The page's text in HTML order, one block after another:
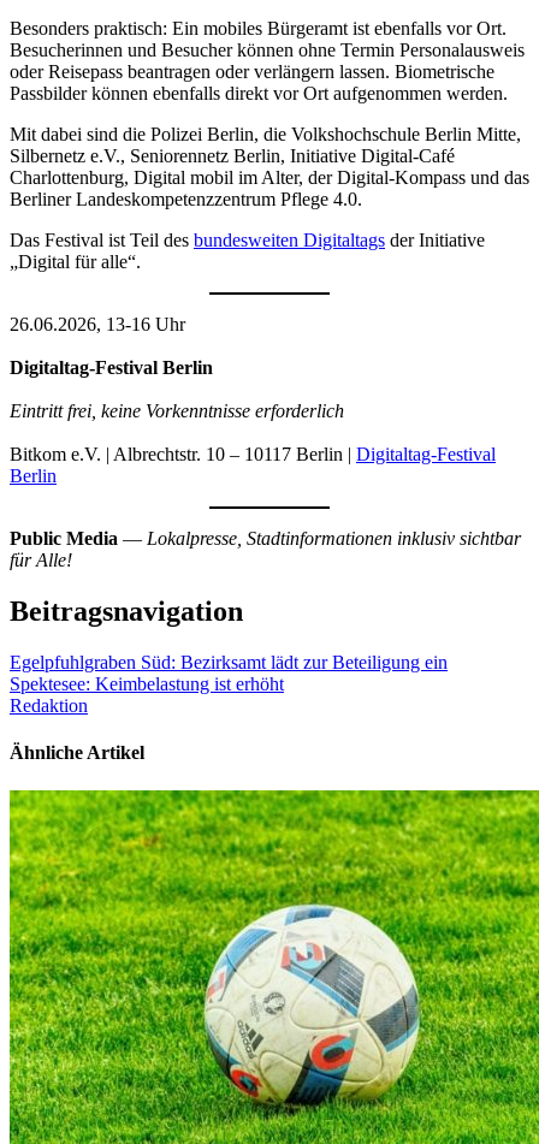
Besonders praktisch: Ein mobiles Bürgeramt ist ebenfalls vor Ort.
Besucherinnen und Besucher können ohne Termin Personalausweis
oder Reisepass beantragen oder verlängern lassen. Biometrische
Passbilder können ebenfalls direkt vor Ort aufgenommen werden.
Mit dabei sind die Polizei Berlin, die Volkshochschule Berlin Mitte,
Silbernetz e.V., Seniorennetz Berlin, Initiative Digital-Café
Charlottenburg, Digital mobil im Alter, der Digital-Kompass und das
Berliner Landeskompetenzzentrum Pflege 4.0.
Das Festival ist Teil des bundesweiten Digitaltags der Initiative
„Digital für alle“.
26.06.2026, 13-16 Uhr
Digitaltag-Festival Berlin
Eintritt frei, keine Vorkenntnisse erforderlich
Bitkom e.V. | Albrechtstr. 10 – 10117 Berlin | Digitaltag-Festival
Berlin
Public Media — Lokalpresse, Stadtinformationen inklusiv sichtbar
für Alle!
Beitragsnavigation
Egelpfuhlgraben Süd: Bezirksamt lädt zur Beteiligung ein
Spektesee: Keimbelastung ist erhöht
Redaktion
Ähnliche Artikel